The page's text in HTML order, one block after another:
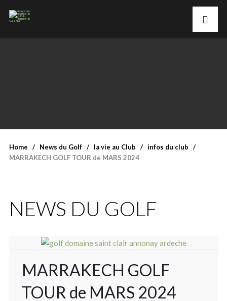
Home News du Golf la vie au Club
infos du club
MARRAKECH GOLF TOUR de MARS 2024
NEWS DU GOLF
MARRAKECH GOLF
TOUR de MARS 2024